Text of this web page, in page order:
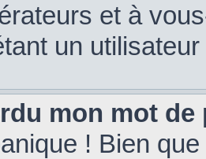
et à
un
mon mot de
! Bien